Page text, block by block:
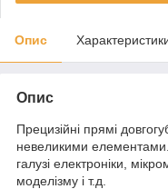
Опис
Опис
Прецизійні прямі
невеликими елементами.
галузі електроніки,
моделізму і т.д.